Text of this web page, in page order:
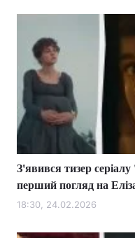
З'явився тизер
перший погляд на
18:30, 24.02.2026